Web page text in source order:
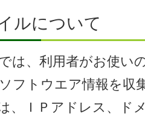
ルについて
は、利用者がお使い
フトウエア情報を収
、ＩＰアドレス、ド